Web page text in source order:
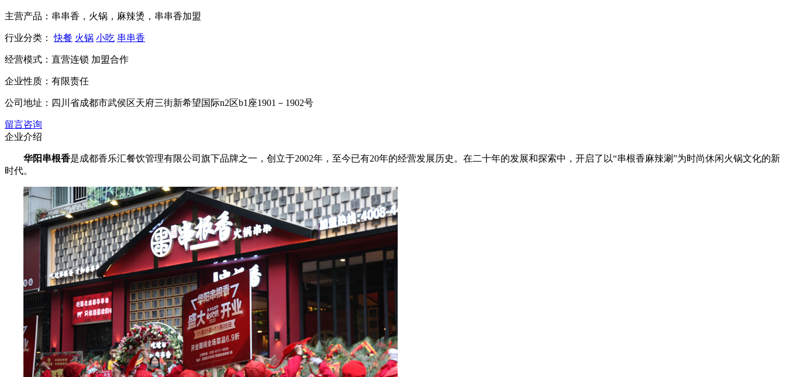
主营产品： 串串香，火锅，麻辣烫，串串香加盟
行业分类： 快餐 火锅 小吃 串串香
经营模式： 直营连锁 加盟合作
企业性质： 有限责任
公司地址： 四川省成都市武侯区天府三街新希望国际n2区b1座1901－1902号
留言咨询
企业介绍
华阳串根香是成都香乐汇餐饮管理有限公司旗下品牌之一，创立于2002年，至今已有20年的经营发展历史。在二十年的发展和探索中，开启了以“串根香麻辣涮”为时尚休闲火锅文化的新
时代。